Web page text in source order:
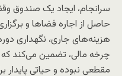
سرانجام، ایجاد یک صندوق
حاصل از اجاره فضاها و
هزینه‌های جاری، نگهداری
چرخه مالی، تضمین می‌کند
مقطعی نبوده و حیاتی